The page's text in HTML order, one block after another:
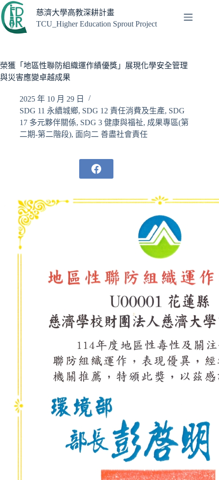
跳
至
主
容
慈濟大學高教深耕計畫
TCU_Higher Education Sprout Project
榮獲「地區性聯防組織運作績優獎」展現化學安全管理
與災害應變卓越成果
2025 年 10 月 29 日
SDG 11 永續城鄉, SDG 12 責任消費及生產, SDG
17 多元夥伴關係, SDG 3 健康與福祉, 成果專區(第
二期-第二階段), 面向二 善盡社會責任